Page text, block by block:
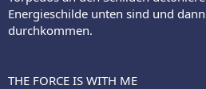
Energieschilde unten sind und
durchkommen.
THE FORCE IS WITH ME